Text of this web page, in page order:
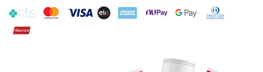
PIX MasterCard
VISA ELO AMEX NuPay Google PayDiners Club
Hipercard